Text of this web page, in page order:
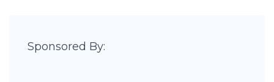
Sponsored By: